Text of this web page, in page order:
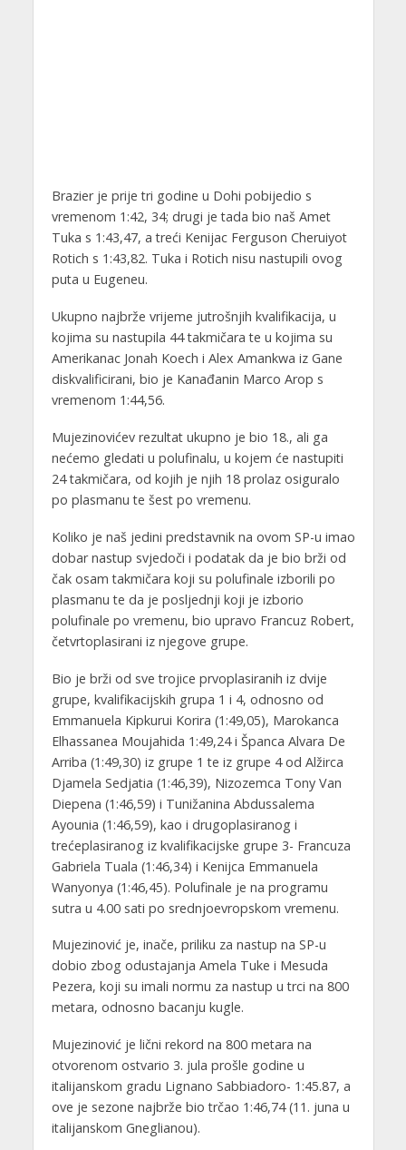
Brazier je prije tri godine u Dohi pobijedio s
vremenom 1:42, 34; drugi je tada bio naš Amet
Tuka s 1:43,47, a treći Kenijac Ferguson Cheruiyot
Rotich s 1:43,82. Tuka i Rotich nisu nastupili ovog
puta u Eugeneu.
Ukupno najbrže vrijeme jutrošnjih kvalifikacija, u
kojima su nastupila 44 takmičara te u kojima su
Amerikanac Jonah Koech i Alex Amankwa iz Gane
diskvalificirani, bio je Kanađanin Marco Arop s
vremenom 1:44,56.
Mujezinovićev rezultat ukupno je bio 18., ali ga
nećemo gledati u polufinalu, u kojem će nastupiti
24 takmičara, od kojih je njih 18 prolaz osiguralo
po plasmanu te šest po vremenu.
Koliko je naš jedini predstavnik na ovom SP-u imao
dobar nastup svjedoči i podatak da je bio brži od
čak osam takmičara koji su polufinale izborili po
plasmanu te da je posljednji koji je izborio
polufinale po vremenu, bio upravo Francuz Robert,
četvrtoplasirani iz njegove grupe.
Bio je brži od sve trojice prvoplasiranih iz dvije
grupe, kvalifikacijskih grupa 1 i 4, odnosno od
Emmanuela Kipkurui Korira (1:49,05), Marokanca
Elhassanea Moujahida 1:49,24 i Španca Alvara De
Arriba (1:49,30) iz grupe 1 te iz grupe 4 od Alžirca
Djamela Sedjatia (1:46,39), Nizozemca Tony Van
Diepena (1:46,59) i Tunižanina Abdussalema
Ayounia (1:46,59), kao i drugoplasiranog i
trećeplasiranog iz kvalifikacijske grupe 3- Francuza
Gabriela Tuala (1:46,34) i Kenijca Emmanuela
Wanyonya (1:46,45). Polufinale je na programu
sutra u 4.00 sati po srednjoevropskom vremenu.
Mujezinović je, inače, priliku za nastup na SP-u
dobio zbog odustajanja Amela Tuke i Mesuda
Pezera, koji su imali normu za nastup u trci na 800
metara, odnosno bacanju kugle.
Mujezinović je lični rekord na 800 metara na
otvorenom ostvario 3. jula prošle godine u
italijanskom gradu Lignano Sabbiadoro- 1:45.87, a
ove je sezone najbrže bio trčao 1:46,74 (11. juna u
italijanskom Gneglianou).